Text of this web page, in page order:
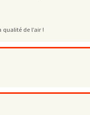
de l’air !